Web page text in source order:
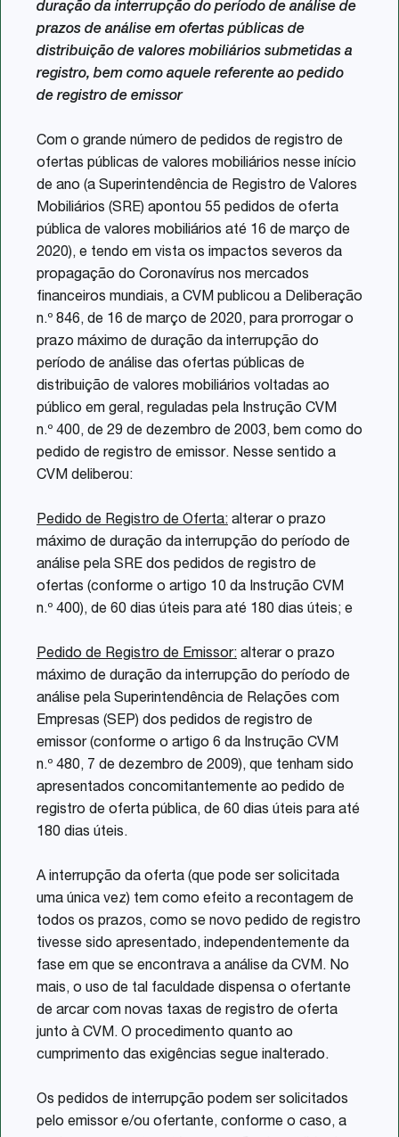
duração da interrupção do período de análise de
prazos de análise em ofertas públicas de
distribuição de valores mobiliários submetidas a
registro, bem como aquele referente ao pedido
de registro de emissor
Com o grande número de pedidos de registro de
ofertas públicas de valores mobiliários nesse início
de ano (a Superintendência de Registro de Valores
Mobiliários (SRE) apontou 55 pedidos de oferta
pública de valores mobiliários até 16 de março de
2020), e tendo em vista os impactos severos da
propagação do Coronavírus nos mercados
financeiros mundiais, a CVM publicou a Deliberação
n.º 846, de 16 de março de 2020, para prorrogar o
prazo máximo de duração da interrupção do
período de análise das ofertas públicas de
distribuição de valores mobiliários voltadas ao
público em geral, reguladas pela Instrução CVM
n.º 400, de 29 de dezembro de 2003, bem como do
pedido de registro de emissor. Nesse sentido a
CVM deliberou:
Pedido de Registro de Oferta: alterar o prazo
máximo de duração da interrupção do período de
análise pela SRE dos pedidos de registro de
ofertas (conforme o artigo 10 da Instrução CVM
n.º 400), de 60 dias úteis para até 180 dias úteis; e
Pedido de Registro de Emissor: alterar o prazo
máximo de duração da interrupção do período de
análise pela Superintendência de Relações com
Empresas (SEP) dos pedidos de registro de
emissor (conforme o artigo 6 da Instrução CVM
n.º 480, 7 de dezembro de 2009), que tenham sido
apresentados concomitantemente ao pedido de
registro de oferta pública, de 60 dias úteis para até
180 dias úteis.
A interrupção da oferta (que pode ser solicitada
uma única vez) tem como efeito a recontagem de
todos os prazos, como se novo pedido de registro
tivesse sido apresentado, independentemente da
fase em que se encontrava a análise da CVM. No
mais, o uso de tal faculdade dispensa o ofertante
de arcar com novas taxas de registro de oferta
junto à CVM. O procedimento quanto ao
cumprimento das exigências segue inalterado.
Os pedidos de interrupção podem ser solicitados
pelo emissor e/ou ofertante, conforme o caso, a